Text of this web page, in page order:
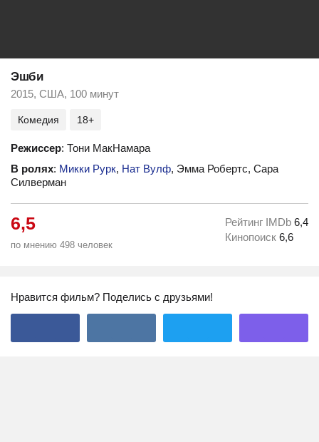
Эшби
2015, США, 100 минут
Комедия 18+
Режиссер: Тони МакНамара
В ролях: Микки Рурк, Нат Вулф, Эмма Робертс, Сара
Силверман
6,5
по мнению 498 человек
Рейтинг IMDb 6,4
Кинопоиск 6,6
Нравится фильм? Поделись с друзьями!